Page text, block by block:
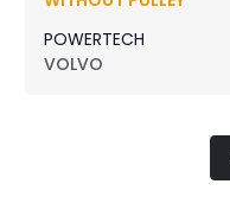
POWERTECH
VOLVO